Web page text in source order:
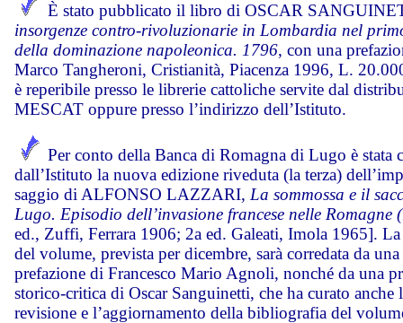
È stato pubblicato il libro di OSCAR
insorgenze contro-rivoluzionarie in Lombardia nel
della dominazione napoleonica. 1796, con una
Marco Tangheroni, Cristianità, Piacenza 1996, L.
è reperibile presso le librerie cattoliche servite dal
MESCAT oppure presso l’indirizzo dell’Istituto.
Per conto della Banca di Romagna di Lugo è stata
dall’Istituto la nuova edizione riveduta (la terza)
saggio di ALFONSO LAZZARI, La sommossa e il
Lugo. Episodio dell’invasione francese nelle Romagne
ed., Zuffi, Ferrara 1906; 2a ed. Galeati, Imola 1965]. La
del volume, prevista per dicembre, sarà corredata da una
prefazione di Francesco Mario Agnoli, nonché da una
storico-critica di Oscar Sanguinetti, che ha curato anche
revisione e l’aggiornamento della bibliografia del